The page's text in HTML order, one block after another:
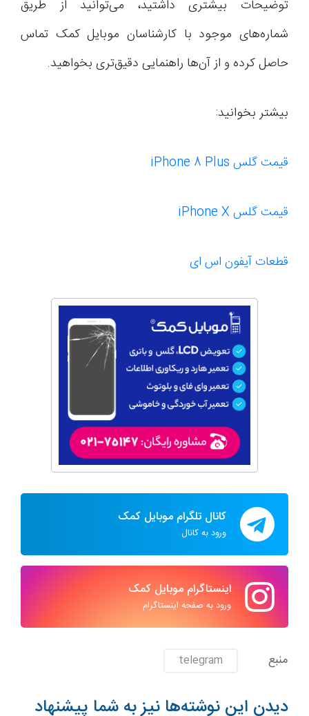
توضیحات بیشتری داشتید، می‌توانید از طریق
شماره‌های موجود با کارشناسان موبایل کمک تماس
حاصل کرده و از آن‌ها راهنمایی دقیق‌تری بخواهید.
بیشتر بخوانید:
قیمت گلس iPhone 8 Plus
قیمت گلس iPhone X
قطعات آیفون اس ای
کانال تلگرام موبایل کمک
ورود به کانال
اینستاگرام موبایل کمک
ورود به صفحه اینستاگرام
منبع telegram
دیدن این نوشته‌ها نیز به شما پیشنهاد